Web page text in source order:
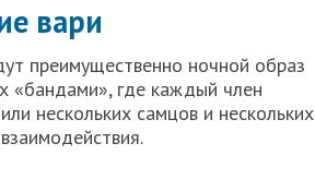
вари
преимущественно ночной образ
«бандами», где каждый член
нескольких самцов и нескольких